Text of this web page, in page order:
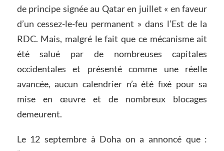
de principe signée au Qatar en juillet « en faveur
d’un cessez-le-feu permanent » dans l’Est de la
RDC. Mais, malgré le fait que ce mécanisme ait
été salué par de nombreuses capitales
occidentales et présenté comme une réelle
avancée, aucun calendrier n’a été fixé pour sa
mise en œuvre et de nombreux blocages
demeurent.
Le 12 septembre à Doha on a annoncé que :